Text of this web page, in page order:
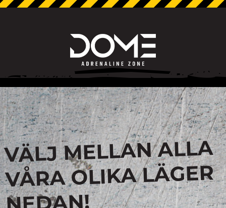
VÄLJ MELLAN ALLA
VÅRA OLIKA LÄGER